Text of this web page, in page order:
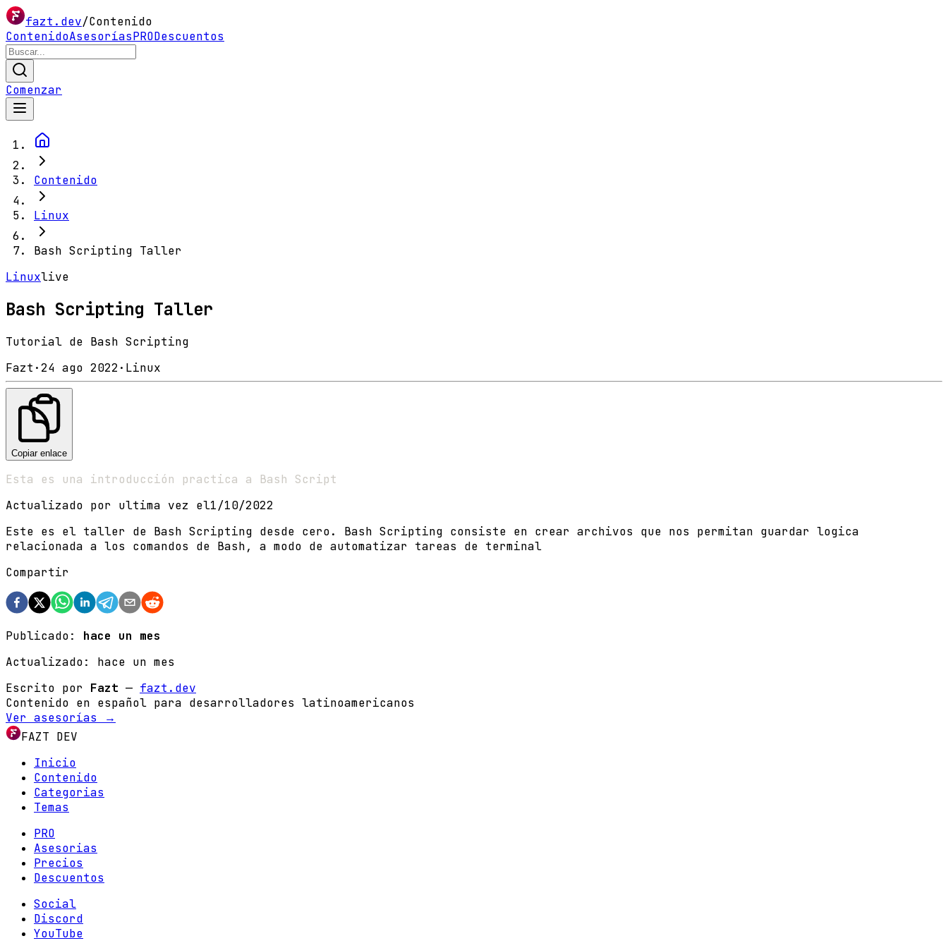
fazt.dev/Contenido
ContenidoAsesoríasPRODescuentos
Comenzar
Contenido
Linux
Bash Scripting Taller
Linuxlive
Bash Scripting Taller
Tutorial de Bash Scripting
Fazt ·24 ago 2022 · Linux
Copiar enlace
Esta es una introducción practica a Bash Script
Actualizado por ultima vez el1/10/2022
Este es el taller de Bash Scripting desde cero. Bash Scripting consiste en crear archivos que nos permitan guardar logica
relacionada a los comandos de Bash, a modo de automatizar tareas de terminal
Compartir
Publicado:
hace un mes
Actualizado: hace un mes
Escrito por Fazt — fazt.dev
Contenido en español para desarrolladores latinoamericanos
Ver asesorías →
FAZT DEV
Inicio
Contenido
Categorias
Temas
PRO
Asesorias
Precios
Descuentos
Social
Discord
YouTube